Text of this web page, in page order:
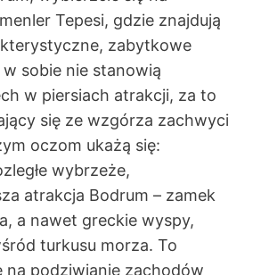
Tepesi, gdzie znajdują
zabytkowe
sobie nie stanowią
w piersiach atrakcji, za to
się ze wzgórza zachwyci
oczom ukażą się:
wybrzeże,
atrakcja Bodrum – zamek
a nawet greckie wyspy,
turkusu morza. To
na podziwianie zachodów